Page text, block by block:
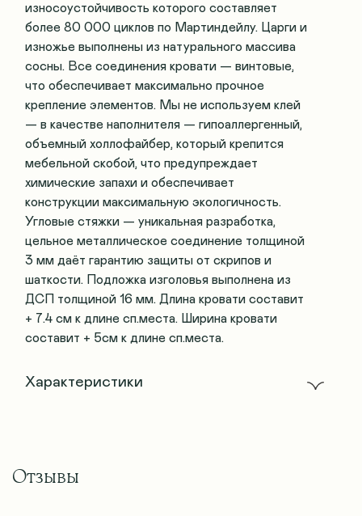
износоустойчивость которого составляет
более 80 000 циклов по Мартиндейлу. Царги и
изножье выполнены из натурального массива
сосны. Все соединения кровати — винтовые,
что обеспечивает максимально прочное
крепление элементов. Мы не используем клей
— в качестве наполнителя — гипоаллергенный,
объемный холлофайбер, который крепится
мебельной скобой, что предупреждает
химические запахи и обеспечивает
конструкции максимальную экологичность.
Угловые стяжки — уникальная разработка,
цельное металлическое соединение толщиной
3 мм даёт гарантию защиты от скрипов и
шаткости. Подложка изголовья выполнена из
ДСП толщиной 16 мм. Длина кровати составит
+ 7.4 см к длине сп.места. Ширина кровати
составит + 5см к длине сп.места.
Характеристики
Отзывы